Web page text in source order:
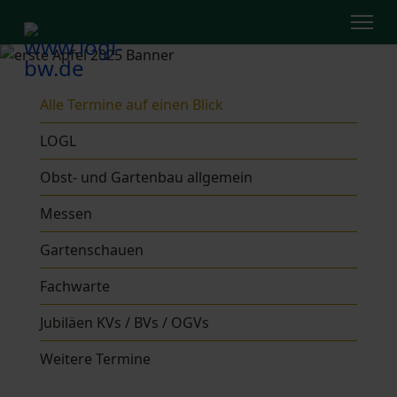
Alle Termine auf einen Blick
LOGL
Obst- und Gartenbau allgemein
Messen
Gartenschauen
Fachwarte
Jubiläen KVs / BVs / OGVs
Weitere Termine